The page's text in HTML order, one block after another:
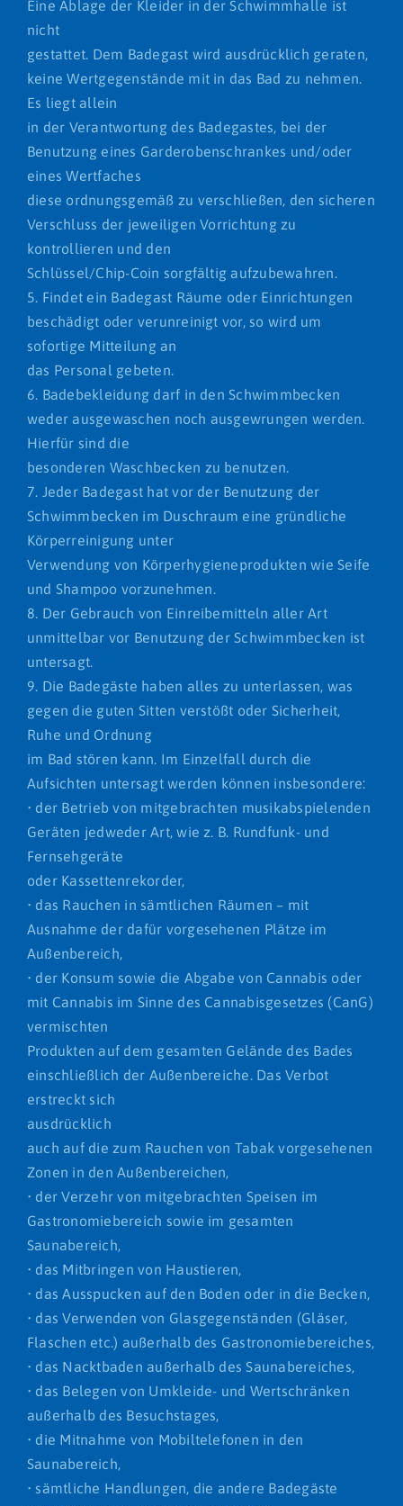
Eine Ablage der Kleider in der Schwimmhalle ist
nicht
gestattet. Dem Badegast wird ausdrücklich geraten,
keine Wertgegenstände mit in das Bad zu nehmen.
Es liegt allein
in der Verantwortung des Badegastes, bei der
Benutzung eines Garderobenschrankes und/oder
eines Wertfaches
diese ordnungsgemäß zu verschließen, den sicheren
Verschluss der jeweiligen Vorrichtung zu
kontrollieren und den
Schlüssel/Chip-Coin sorgfältig aufzubewahren.
5. Findet ein Badegast Räume oder Einrichtungen
beschädigt oder verunreinigt vor, so wird um
sofortige Mitteilung an
das Personal gebeten.
6. Badebekleidung darf in den Schwimmbecken
weder ausgewaschen noch ausgewrungen werden.
Hierfür sind die
besonderen Waschbecken zu benutzen.
7. Jeder Badegast hat vor der Benutzung der
Schwimmbecken im Duschraum eine gründliche
Körperreinigung unter
Verwendung von Körperhygieneprodukten wie Seife
und Shampoo vorzunehmen.
8. Der Gebrauch von Einreibemitteln aller Art
unmittelbar vor Benutzung der Schwimmbecken ist
untersagt.
9. Die Badegäste haben alles zu unterlassen, was
gegen die guten Sitten verstößt oder Sicherheit,
Ruhe und Ordnung
im Bad stören kann. Im Einzelfall durch die
Aufsichten untersagt werden können insbesondere:
• der Betrieb von mitgebrachten musikabspielenden
Geräten jedweder Art, wie z. B. Rundfunk- und
Fernsehgeräte
oder Kassettenrekorder,
• das Rauchen in sämtlichen Räumen – mit
Ausnahme der dafür vorgesehenen Plätze im
Außenbereich,
• der Konsum sowie die Abgabe von Cannabis oder
mit Cannabis im Sinne des Cannabisgesetzes (CanG)
vermischten
Produkten auf dem gesamten Gelände des Bades
einschließlich der Außenbereiche. Das Verbot
erstreckt sich
ausdrücklich
auch auf die zum Rauchen von Tabak vorgesehenen
Zonen in den Außenbereichen,
• der Verzehr von mitgebrachten Speisen im
Gastronomiebereich sowie im gesamten
Saunabereich,
• das Mitbringen von Haustieren,
• das Ausspucken auf den Boden oder in die Becken,
• das Verwenden von Glasgegenständen (Gläser,
Flaschen etc.) außerhalb des Gastronomiebereiches,
• das Nacktbaden außerhalb des Saunabereiches,
• das Belegen von Umkleide- und Wertschränken
außerhalb des Besuchstages,
• die Mitnahme von Mobiltelefonen in den
Saunabereich,
• sämtliche Handlungen, die andere Badegäste